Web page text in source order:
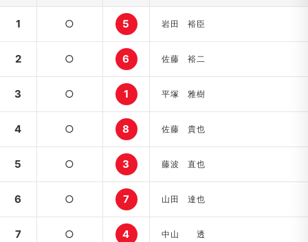
1 ○ 5 岩田 裕臣
2 ○ 6 佐藤 裕二
3 ○ 1 平塚 雅樹
4 ○ 8 佐藤 貴也
5 ○ 3 藤波 直也
6 ○ 7 山田 達也
7 ○ 4 中山 透